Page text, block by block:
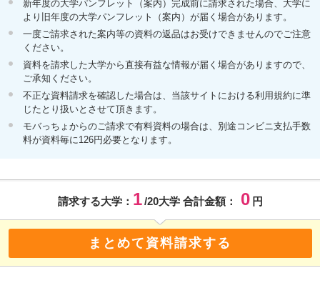
新年度の大学パンフレット（案内）完成前に請求された場合、大学に
より旧年度の大学パンフレット（案内）が届く場合があります。
一度ご請求された案内等の資料の返品はお受けできませんのでご注意
ください。
資料を請求した大学から直接有益な情報が届く場合がありますので、
ご承知ください。
不正な資料請求を確認した場合は、当該サイトにおける利用規約に準
じたとり扱いとさせて頂きます。
モバっちょからのご請求で有料資料の場合は、別途コンビニ支払手数
料が資料毎に126円必要となります。
請求する大学： 1 /20大学 合計金額： 0 円
まとめて資料請求する